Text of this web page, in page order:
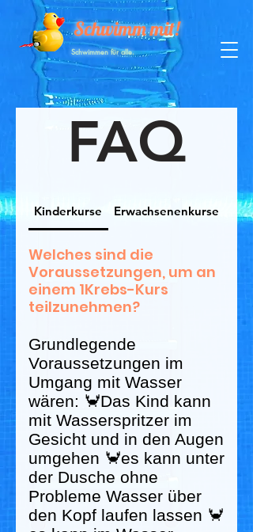
Schwimm mit!
Schwimmen für alle.
FAQ
Kinderkurse Erwachsenenkurse
Welches sind die
Voraussetzungen, um an
einem 1Krebs-Kurs
teilzunehmen?
Grundlegende
Voraussetzungen im
Umgang mit Wasser
wären: 🦀Das Kind kann
mit Wasserspritzer im
Gesicht und in den Augen
umgehen 🦀es kann unter
der Dusche ohne
Probleme Wasser über
den Kopf laufen lassen 🦀